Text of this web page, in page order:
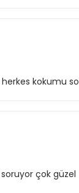
herkes kokumu
çok güzel